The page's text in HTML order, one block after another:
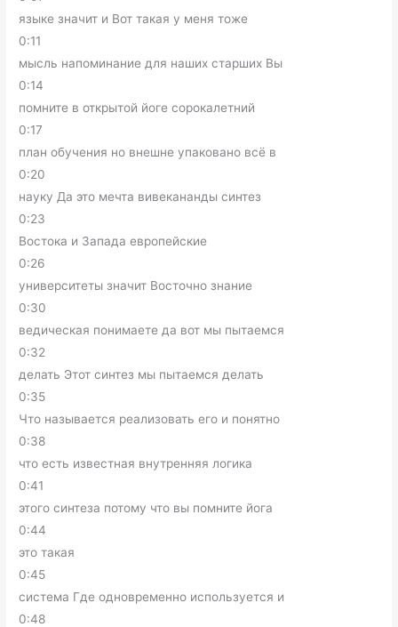
языке значит и Вот такая у меня тоже
0:11
мысль напоминание для наших старших Вы
0:14
помните в открытой йоге сорокалетний
0:17
план обучения но внешне упаковано всё в
0:20
науку Да это мечта вивекананды синтез
0:23
Востока и Запада европейские
0:26
университеты значит Восточно знание
0:30
ведическая понимаете да вот мы пытаемся
0:32
делать Этот синтез мы пытаемся делать
0:35
Что называется реализовать его и понятно
0:38
что есть известная внутренняя логика
0:41
этого синтеза потому что вы помните йога
0:44
это такая
0:45
система Где одновременно используется и
0:48